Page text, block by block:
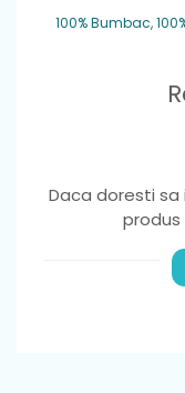
100% Bumbac,
Daca doresti
produs